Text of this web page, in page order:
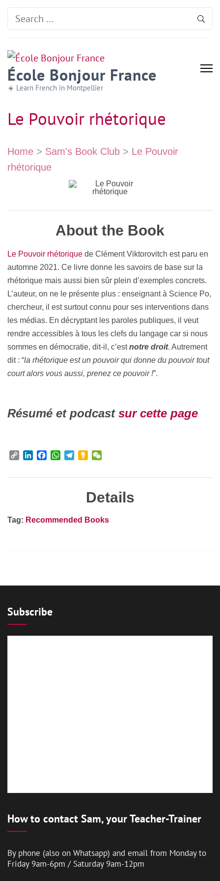
Search
for:
École Bonjour France
☀️ Learn French in Montpellier
Le Pouvoir rhétorique
Home > Sam's Book Club > Le Pouvoir
rhétorique
About the Book
Le Pouvoir rhétorique de Clément Viktorovitch est paru en
automne 2021. Ce livre donne les savoirs de base sur la
rhétorique mais aussi bien sûr plein d’exemples concrets.
L’auteur, on ne le présente plus : enseignant à Science Po,
chercheur, il est surtout connu pour ses interventions dans
les médias. En décryptant les paroles publiques, il veut
rendre accessibles à tous les clefs du langage car si nous
sommes en démocratie, dit-il, c’estnotre droit. Autrement
dit : “la rhétorique est un pouvoir qui donne du pouvoir tout
court alors vous aussi, prenez ce pouvoir !”.
Résumé et podcast sur cette page
Copy LinkedInFacebook
WhatsApp
Telegram
Kakao
Details
Tag: Recommended Books
Subscribe
How to contact Sam, your Teacher-Trainer
By phone (also on Whatsapp) and email from Monday to
Friday 9am-6pm / Saturday 9am-12pm